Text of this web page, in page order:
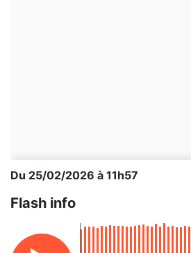
Du 25/02/2026 à 11h57
Flash info